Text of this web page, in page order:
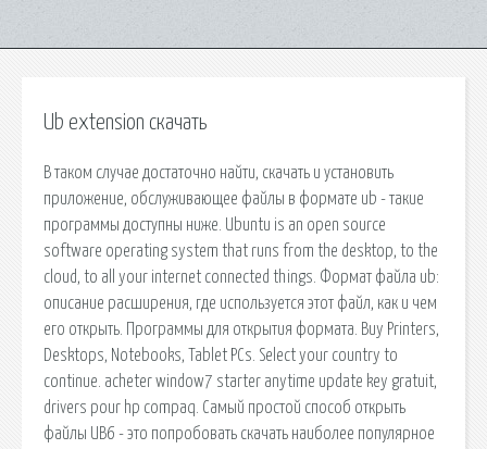
Ub extension скачать
В таком случае достаточно найти, скачать и установить
приложение, обслуживающее файлы в формате ub - такие
программы доступны ниже. Ubuntu is an open source
software operating system that runs from the desktop, to the
cloud, to all your internet connected things. Формат файла ub:
описание расширения, где используется этот файл, как и чем
его открыть. Программы для открытия формата. Buy Printers,
Desktops, Notebooks, Tablet PCs. Select your country to
continue. acheter window7 starter anytime update key gratuit,
drivers pour hp compaq. Самый простой способ открыть
файлы UB6 - это попробовать скачать наиболее популярное